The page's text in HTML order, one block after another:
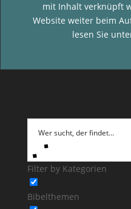
mit Inhalt verknüpft
Website weiter beim
lesen Sie
Filter by Kategorien
Bibelthemen